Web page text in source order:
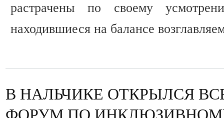
растрачены по своему
находившиеся на балансе
В НАЛЬЧИКЕ ОТКРЫЛСЯ